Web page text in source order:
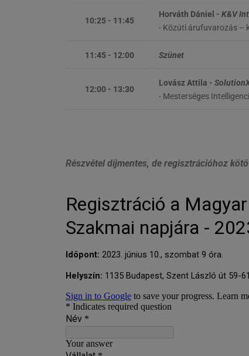
10:25 - 11:45
Horváth Dániel - K&V
- Közúti árufuvarozás –
11:45 - 12:00 Szünet
12:00 - 13:30
Lovász Attila -
- Mesterséges
Részvétel díjmentes, de regisztrációhoz